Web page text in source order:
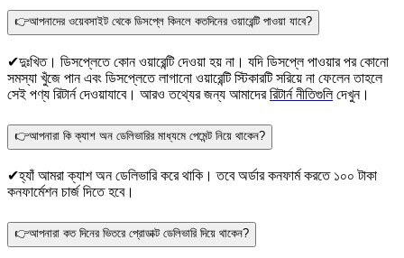
👉আপনাদের ওয়েবসাইট থেকে ডিসপ্লে কিনলে কতদিনের ওয়ারেন্টি পাওয়া যাবে?
✔দুঃখিত। ডিসপ্লেতে কোন ওয়ারেন্টি দেওয়া হয় না। যদি ডিসপ্লে পাওয়ার পর কোনো
সমস্যা খুঁজে পান এবং ডিসপ্লেতে লাগানো ওয়ারেন্টি স্টিকারটি সরিয়ে না ফেলেন তাহলে
সেই পণ্য রিটার্ন দেওয়াযাবে। আরও তথ্যের জন্য আমাদেররিটার্ন নীতিগুলিদেখুন।
👉আপনারা কি ক্যাশ অন ডেলিভারির মাধ্যমে পেমেন্ট নিয়ে থাকেন?
✔হ্যাঁ আমরা ক্যাশ অন ডেলিভারি করে থাকি। তবে অর্ডার কনফার্ম করতে ১০০ টাকা
কনফার্মেশন চার্জ দিতে হবে।
👉আপনারা কত দিনের ভিতরে প্রোডাক্ট ডেলিভারি দিয়ে থাকেন?